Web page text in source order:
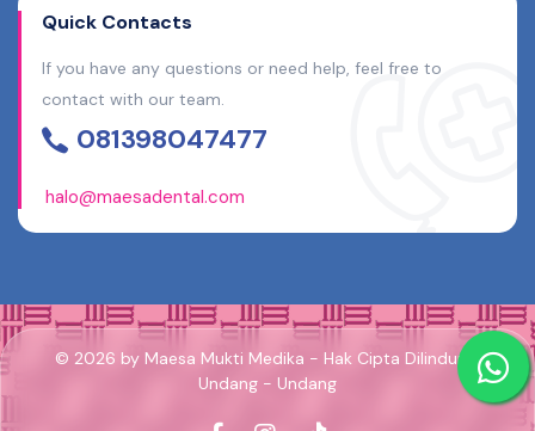
Quick Contacts
If you have any questions or need help, feel free to
contact with our team.
081398047477
halo@maesadental.com
© 2026 by Maesa Mukti Medika - Hak Cipta Dilindungi
Undang - Undang